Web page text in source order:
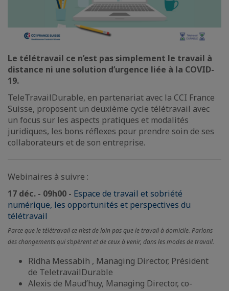
Le télétravail ce n’est pas simplement le travail à
distance ni une solution d’urgence liée à la COVID-
19.
TeleTravailDurable, en partenariat avec la CCI France
Suisse, proposent un deuxième cycle télétravail avec
un focus sur les aspects pratiques et modalités
juridiques, les bons réflexes pour prendre soin de ses
collaborateurs et de son entreprise.
Webinaires à suivre :
17 déc. - 09h00 - Espace de travail et sobriété
numérique, les opportunités et perspectives du
télétravail
Parce que le télétravail ce n’est de loin pas que le travail à domicile. Parlons
des changements qui s’opèrent et de ceux à venir, dans les modes de travail.
Ridha Messabih , Managing Director, Président
de TeletravailDurable
Alexis de Maud’huy, Managing Director, co-